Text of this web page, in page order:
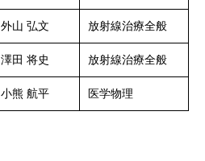
外山 弘文 放射線治療全般
澤田 将史 放射線治療全般
小熊 航平 医学物理